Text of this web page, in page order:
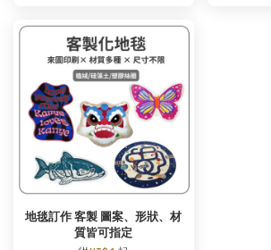
地毯訂作 客製 圖案、形狀、材
質皆可指定